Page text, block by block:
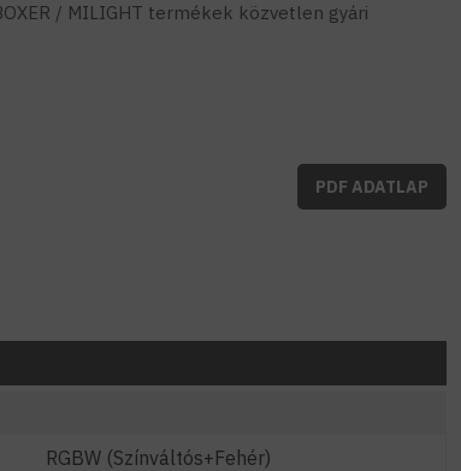
/ MILIGHT termékek közvetlen gyári
PDF ADATLAP
RGBW (Színváltós+Fehér)